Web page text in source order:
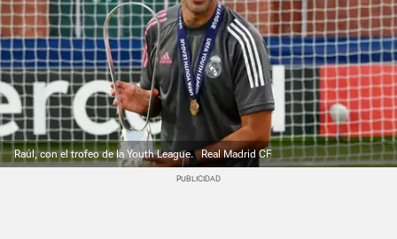
Raúl, con el trofeo de la Youth League. Real Madrid CF